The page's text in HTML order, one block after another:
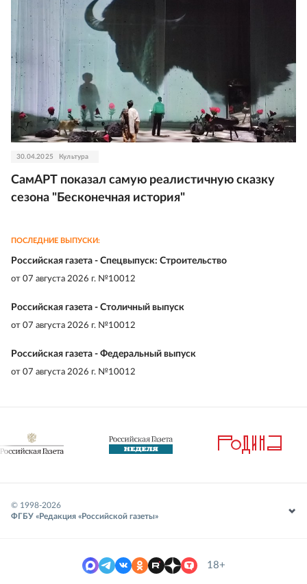
30.04.2025 Культура
СамАРТ показал самую реалистичную сказку
сезона "Бесконечная история"
ПОСЛЕДНИЕ ВЫПУСКИ:
Российская газета - Спецвыпуск: Строительство
от 07 августа 2026 г. №10012
Российская газета - Столичный выпуск
от 07 августа 2026 г. №10012
Российская газета - Федеральный выпуск
от 07 августа 2026 г. №10012
© 1998-2026
ФГБУ «Редакция «Российской газеты»
18+